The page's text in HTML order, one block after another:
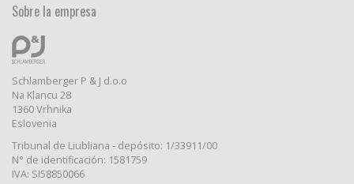
Sobre la empresa
Schlamberger P & J d.o.o
Na Klancu 28
1360 Vrhnika
Eslovenia
Tribunal de Liubliana - depósito: 1/33911/00
N° de identificación: 1581759
IVA: SI58850066